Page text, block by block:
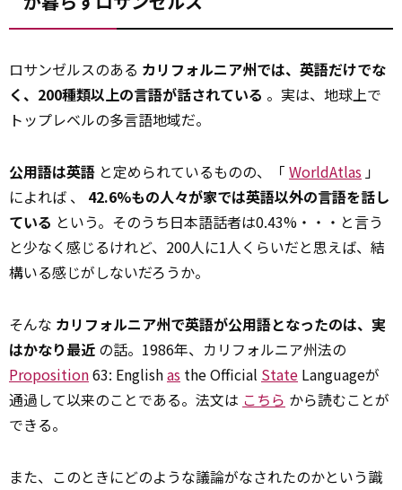
ロサンゼルスのある カリフォルニア州では、英語だけでな
く、200種類以上の言語が話されている 。実は、地球上で
トップレベルの多言語地域だ。
公用語は英語 と定められているものの、「 WorldAtlas 」
によれば 、 42.6%もの人々が家では英語以外の言語を話し
ている という。そのうち日本語話者は0.43%・・・と言う
と少なく感じるけれど、200人に1人くらいだと思えば、結
構いる感じがしないだろうか。
そんな カリフォルニア州で英語が公用語となったのは、実
はかなり最近 の話。1986年、カリフォルニア州法の
Proposition63: Englishas the Official State Languageが
通過して以来のことである。法文は こちら から読むことが
できる。
また、このときにどのような議論がなされたのかという識